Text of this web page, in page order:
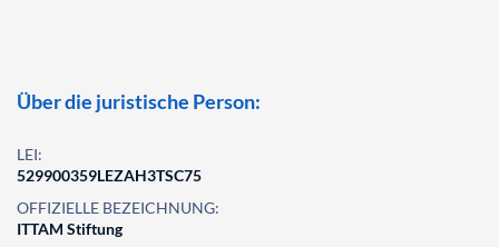
Über die juristische Person:
LEI:
529900359LEZAH3TSC75
OFFIZIELLE BEZEICHNUNG:
ITTAM Stiftung